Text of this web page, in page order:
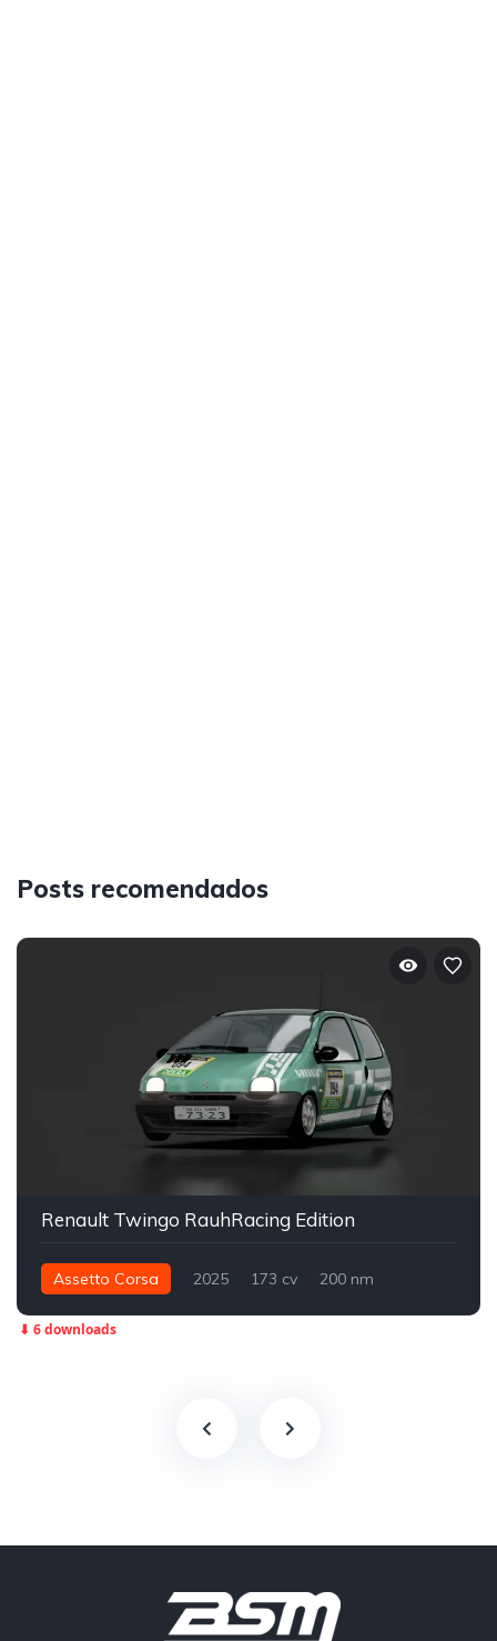
Posts recomendados
Renault Twingo RauhRacing Edition
Assetto Corsa 2025 173 cv
200 nm
⬇ 6 downloads